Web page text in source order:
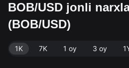
BOB/USD jonli
(BOB/USD)
1K 7K 1 oy 3 oy